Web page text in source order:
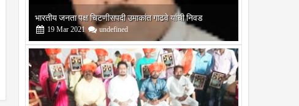
बोरेगाव येथे कांचन फौंडेशन शाखेचे उद्घाटन
13 Mar 2021 undefined